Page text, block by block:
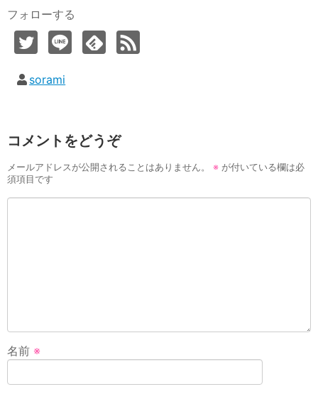
フォローする
sorami
コメントをどうぞ
メールアドレスが公開されることはありません。 ※ が付いている欄は必
須項目です
名前 ※